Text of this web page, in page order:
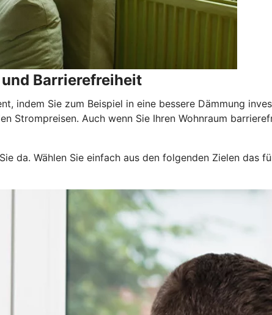
Barrierefreiheit
indem Sie zum Beispiel in eine bessere Dämmung
Strompreisen. Auch wenn Sie Ihren Wohnraum
da. Wählen Sie einfach aus den folgenden Zielen das